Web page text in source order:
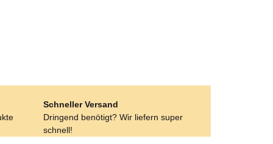
Schneller Versand
Dringend benötigt? Wir liefern super
schnell!